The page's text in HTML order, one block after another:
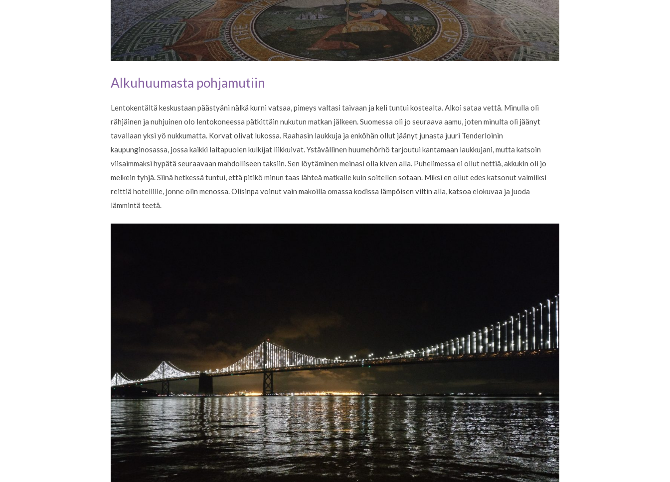
Alkuhuumasta pohjamutiin
Lentokentältä keskustaan päästyäni nälkä kurni vatsaa, pimeys valtasi taivaan ja keli tuntui kostealta. Alkoi sataa vettä. Minulla oli
rähjäinen ja nuhjuinen olo lentokoneessa pätkittäin nukutun matkan jälkeen. Suomessa oli jo seuraava aamu, joten minulta oli jäänyt
tavallaan yksi yö nukkumatta. Korvat olivat lukossa. Raahasin laukkuja ja enköhän ollut jäänyt junasta juuri Tenderloinin
kaupunginosassa, jossa kaikki laitapuolen kulkijat liikkuivat. Ystävällinen huumehörhö tarjoutui kantamaan laukkujani, mutta katsoin
viisaimmaksi hypätä seuraavaan mahdolliseen taksiin. Sen löytäminen meinasi olla kiven alla. Puhelimessa ei ollut nettiä, akkukin oli jo
melkein tyhjä. Siinä hetkessä tuntui, että pitikö minun taas lähteä matkalle kuin soitellen sotaan. Miksi en ollut edes katsonut valmiiksi
reittiä hotellille, jonne olin menossa. Olisinpa voinut vain makoilla omassa kodissa lämpöisen viltin alla, katsoa elokuvaa ja juoda
lämmintä teetä.